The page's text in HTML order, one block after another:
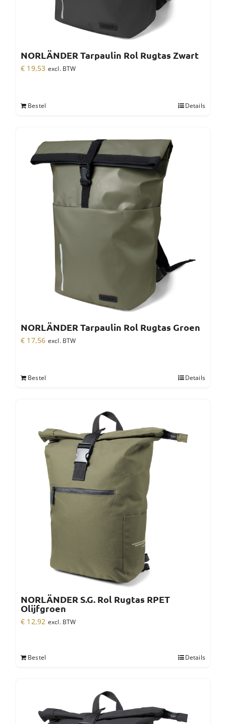
NORLÄNDER Tarpaulin Rol Rugtas Zwart
€ 19,53 excl. BTW
Bestel Details
NORLÄNDER Tarpaulin Rol Rugtas Groen
€ 17,56 excl. BTW
Bestel Details
NORLÄNDER S.G. Rol Rugtas RPET
Olijfgroen
€ 12,92 excl. BTW
Bestel Details